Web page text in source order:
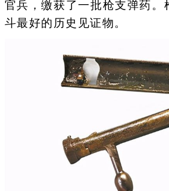
官兵，缴获了一批枪支弹药。
斗最好的历史见证物。